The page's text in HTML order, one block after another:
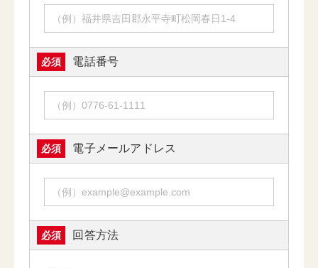
必須 電話番号
必須 電子メールアドレス
必須 回答方法